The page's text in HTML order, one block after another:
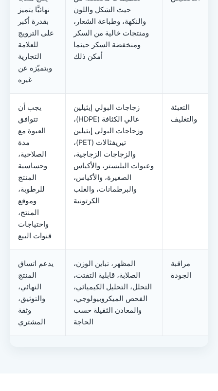
حيث الشكل واللون
والنكهة، وطباعة الشعار،
ومنتجات خالية من السكر
ومنخفضة السكر حيثما
أمكن ذلك
نهائيًّا يتميز
بقدرة أكبر
على الترويج
للعلامة
التجارية
وبتميّزه عن
غيره
التعبئة
والتغليف
زجاجات البولي إيثيلين
عالي الكثافة (HDPE)،
وزجاجات البولي إيثيلين
تيريفثالات (PET)،
والزجاجات الزجاجية،
وعبوات البليستر، والأكياس
الصغيرة، والأكياس،
والبرطمانات، والعلب
الكرتونية
يجب أن
تتوافق
العبوة مع
مدة
الصلاحية،
وحساسية
المنتج
للرطوبة،
وموقع
المنتج،
واحتياجات
قنوات البيع
مراقبة
الجودة
المظهر، تباين الوزن،
الصلابة، قابلية التفتت،
التحلل، التحليل الكيميائي،
الفحص الميكروبيولوجي،
والمعادن الثقيلة حسب
الحاجة
يدعم اتساق
المنتج
النهائي،
والتوثيق،
وثقة
المشتري